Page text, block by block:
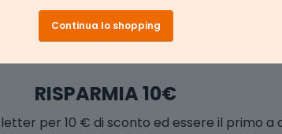
RISPARMIA 10€
per 10 € di sconto ed essere il primo a
Continua lo shopping